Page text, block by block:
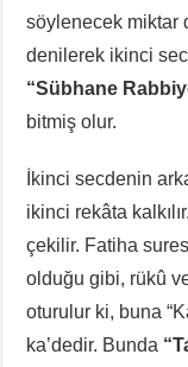
söylenecek miktar
denilerek ikinci
“Sübhane
bitmiş olur.
İkinci secdenin
ikinci rekâta
çekilir. Fatiha
olduğu gibi, rükû
oturulur ki, buna
ka’dedir. Bunda